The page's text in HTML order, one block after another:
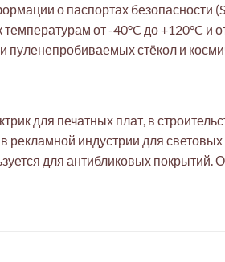
о паспортах безопасности
от -40°C до +120°C и
пуленепробиваемых стёкол и
для печатных плат, в
индустрии для
для антибликовых покрытий.